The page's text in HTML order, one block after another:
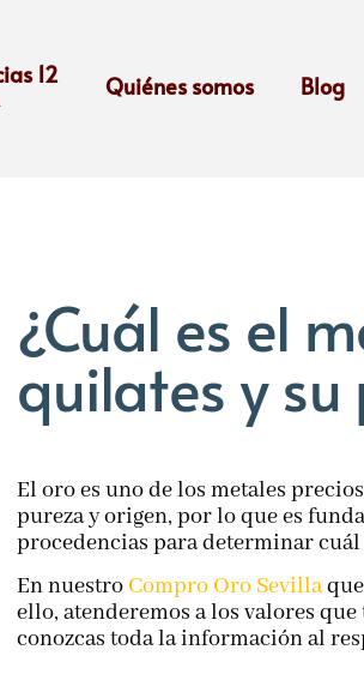
12
Quiénes somos Blog
¿Cuál es el
quilates y su
El oro es uno de los metales
pureza y origen, por lo que es
procedencias para determinar cuál
En nuestro Compro Oro Sevilla
ello, atenderemos a los valores
conozcas toda la información al